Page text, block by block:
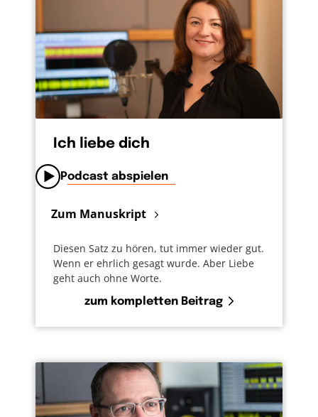
Ich liebe dich
Podcast abspielen
Zum Manuskript
Diesen Satz zu hören, tut immer wieder gut.
Wenn er ehrlich gesagt wurde. Aber Liebe
geht auch ohne Worte.
zum kompletten Beitrag